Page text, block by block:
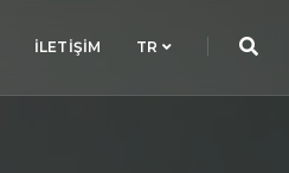
İLETIŞIM TR